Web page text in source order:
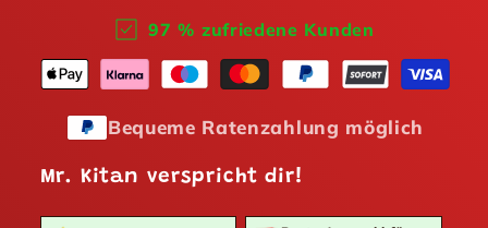
97 % zufriedene Kunden
Bequeme Ratenzahlung möglich
Mr. Kitan verspricht dir!